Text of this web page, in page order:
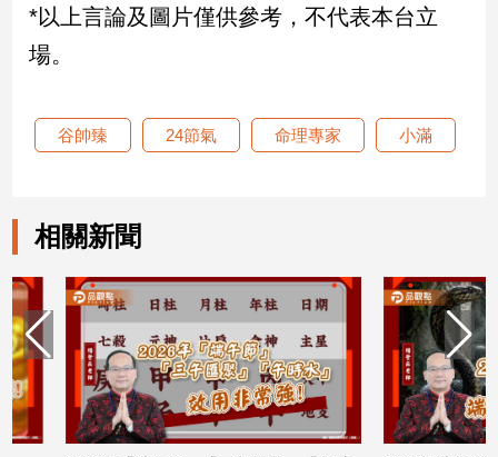
文
創
／
推
薦
遊
戲
運
動
寵
*以上言論及圖片僅供參考，不代表本台立
場。
谷帥臻 24節氣 命理專家 小滿
相關新聞